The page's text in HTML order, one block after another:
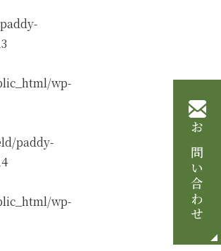
お問い合わせ
wp-
paddy-
wp-